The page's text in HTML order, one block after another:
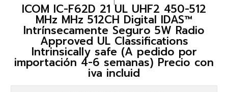
ICOM IC-F62D 21 UL UHF2 450-512
MHz MHz 512CH Digital IDAS™
Intrínsecamente Seguro 5W Radio
Approved UL Classifications
Intrinsically safe (A pedido por
importación 4-6 semanas) Precio con
iva incluid